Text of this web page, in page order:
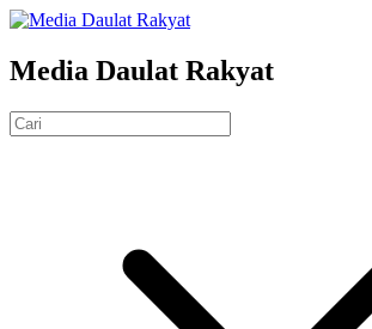
Media Daulat Rakyat